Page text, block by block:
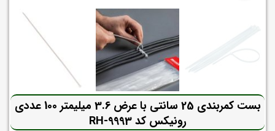
بست کمربندی 25 سانتی با عرض 3.6 میلیمتر 100 عددی
رونیکس کد RH-9993